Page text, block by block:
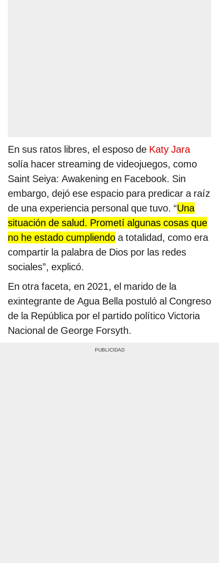
En sus ratos libres, el esposo de Katy Jara
solía hacer streaming de videojuegos, como
Saint Seiya: Awakening en Facebook. Sin
embargo, dejó ese espacio para predicar a raíz
de una experiencia personal que tuvo. “Una
situación de salud. Prometí algunas cosas que
no he estado cumpliendo a totalidad, como era
compartir la palabra de Dios por las redes
sociales”, explicó.
En otra faceta, en 2021, el marido de la
exintegrante de Agua Bella postuló al Congreso
de la República por el partido político Victoria
Nacional de George Forsyth.